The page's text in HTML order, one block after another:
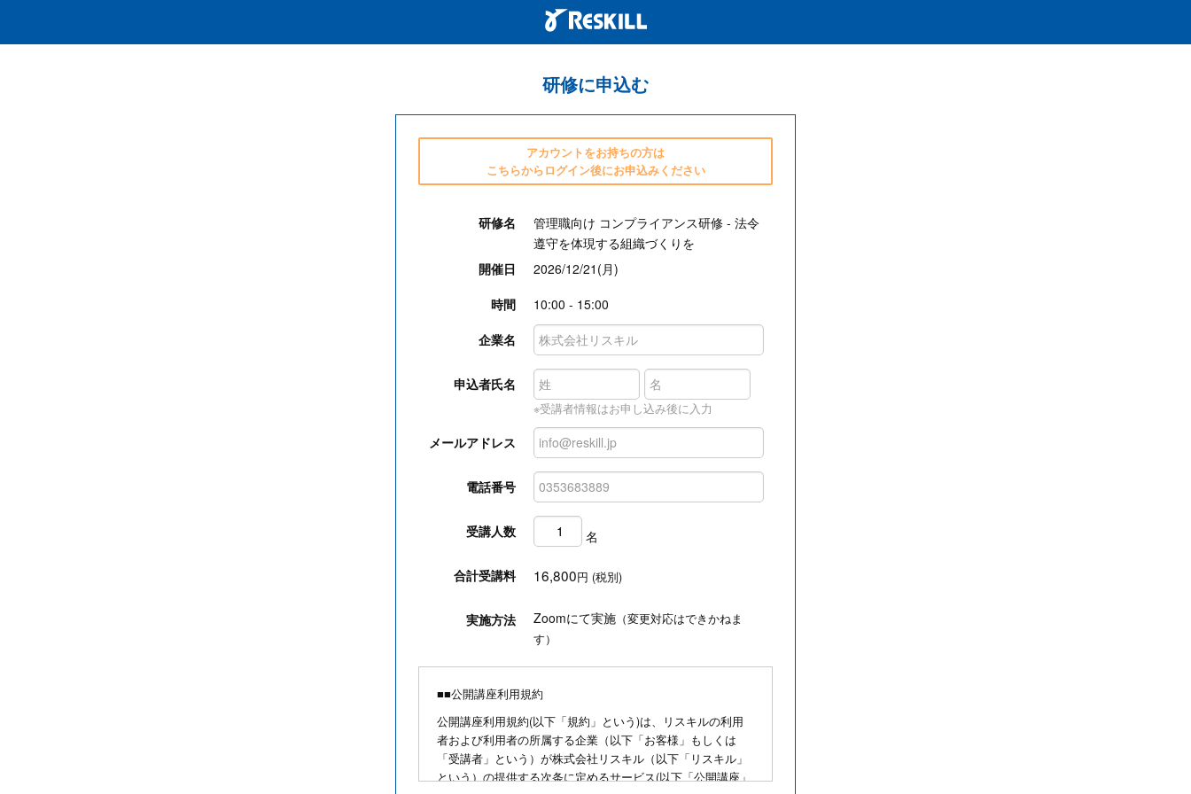
研修に申込む
アカウントをお持ちの方は
こちらからログイン後にお申込みください
研修名
管理職向け コンプライアンス研修 - 法令
遵守を体現する組織づくりを
開催日
2026/12/21(月)
時間
10:00 - 15:00
企業名
申込者氏名
※受講者情報はお申し込み後に入力
メールアドレス
電話番号
受講人数 名
合計受講料 16,800円 (税別)
実施方法 Zoomにて実施 （変更対応はできかねま
す）
■■公開講座利用規約
公開講座利用規約(以下「規約」という)は、リスキルの利用
者および利用者の所属する企業（以下「お客様」もしくは
「受講者」という）が株式会社リスキル（以下「リスキル」
という）の提供する次条に定めるサービス(以下「公開講座」